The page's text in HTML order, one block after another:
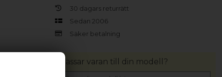
30 dagars returrätt
Sedan 2006
Säker betalning
Passar varan till din modell?